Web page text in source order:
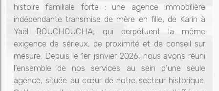
histoire familiale forte : une agence immobilière
indépendante transmise de mère en fille, de Karin à
Yaël BOUCHOUCHA, qui perpétuent la même
exigence de sérieux, de proximité et de conseil sur
mesure. Depuis le 1er janvier 2026, nous avons réuni
l’ensemble de nos services au sein d’une seule
agence, située au cœur de notre secteur historique.